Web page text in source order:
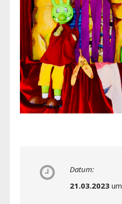
Datum:
21.03.2023 um